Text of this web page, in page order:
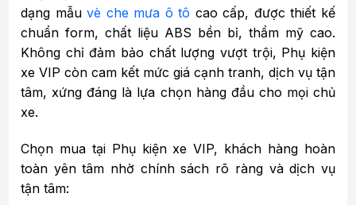
dạng mẫuvè che mưa ô tô cao cấp, được thiết kế
chuẩn form, chất liệu ABS bền bỉ, thẩm mỹ cao.
Không chỉ đảm bảo chất lượng vượt trội, Phụ kiện
xe VIP còn cam kết mức giá cạnh tranh, dịch vụ tận
tâm, xứng đáng là lựa chọn hàng đầu cho mọi chủ
xe.
Chọn mua tại Phụ kiện xe VIP, khách hàng hoàn
toàn yên tâm nhờ chính sách rõ ràng và dịch vụ
tận tâm: